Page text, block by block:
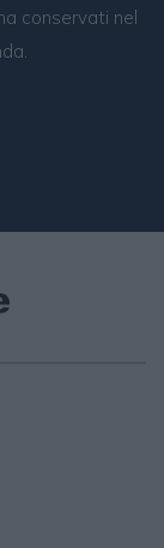
conservati nel